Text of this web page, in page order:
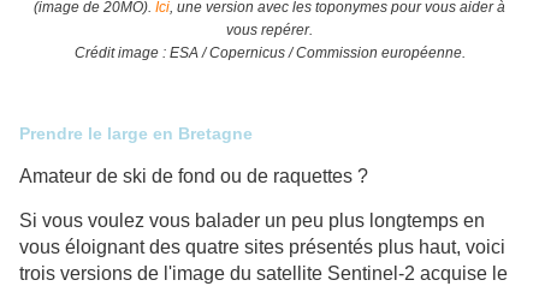
(image de 20MO). Ici, une version avec les toponymes pour vous aider à
vous repérer.
Crédit image : ESA / Copernicus / Commission européenne.
Prendre le large en Bretagne
Amateur de ski de fond ou de raquettes ?
Si vous voulez vous balader un peu plus longtemps en
vous éloignant des quatre sites présentés plus haut, voici
trois versions de l'image du satellite Sentinel-2 acquise le